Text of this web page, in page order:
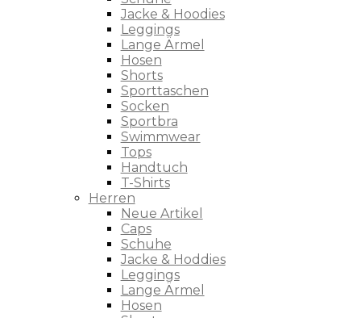
Jacke & Hoodies
Leggings
Lange Ärmel
Hosen
Shorts
Sporttaschen
Socken
Sportbra
Swimmwear
Tops
Handtuch
T-Shirts
Herren
Neue Artikel
Caps
Schuhe
Jacke & Hoddies
Leggings
Lange Ärmel
Hosen